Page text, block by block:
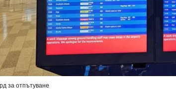
за отпътуване